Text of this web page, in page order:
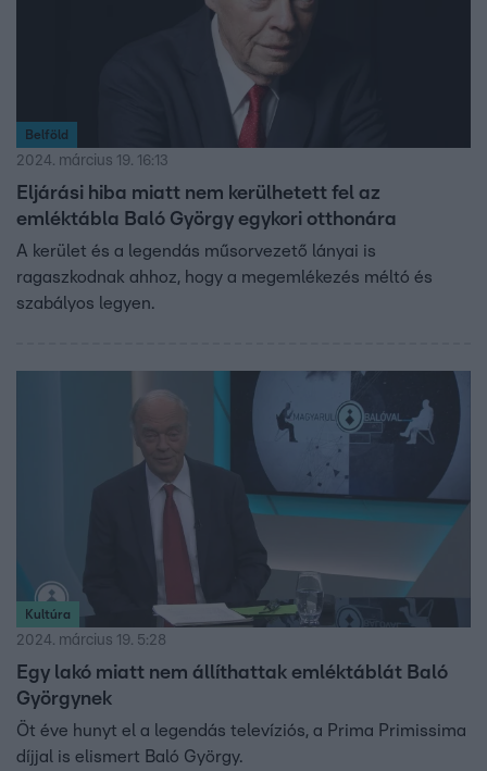
Belföld
2024. március 19. 16:13
Eljárási hiba miatt nem kerülhetett fel az
emléktábla Baló György egykori otthonára
A kerület és a legendás műsorvezető lányai is
ragaszkodnak ahhoz, hogy a megemlékezés méltó és
szabályos legyen.
Kultúra
2024. március 19. 5:28
Egy lakó miatt nem állíthattak emléktáblát Baló
Györgynek
Öt éve hunyt el a legendás televíziós, a Prima Primissima
díjjal is elismert Baló György.